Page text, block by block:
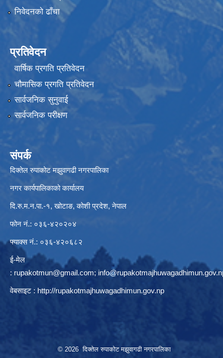
निवेदनको ढाँचा
प्रतिवेदन
वार्षिक प्रगति प्रतिवेदन
चौमासिक प्रगति प्रतिवेदन
सार्वजनिक सुनुवाई
सार्वजनिक परीक्षण
संपर्क
दिक्तेल रुपाकोट मझुवागढी नगरपालिका
नगर कार्यपालिकाको कार्यालय
दि.रु.म.न.पा.-१, खोटाङ, कोशी प्रदेश, नेपाल
फोन नं.: ०३६-४२०२०४
फ्याक्स नं.: ०३६-४२०६८२
ई-मेल
: rupakotmun@gmail.com;
वेबसाइट : http://rupakotmajhuwagadhimun.gov.np
© 2026 दिक्तेल रुपाकोट मझुवागढी नगरपालिका